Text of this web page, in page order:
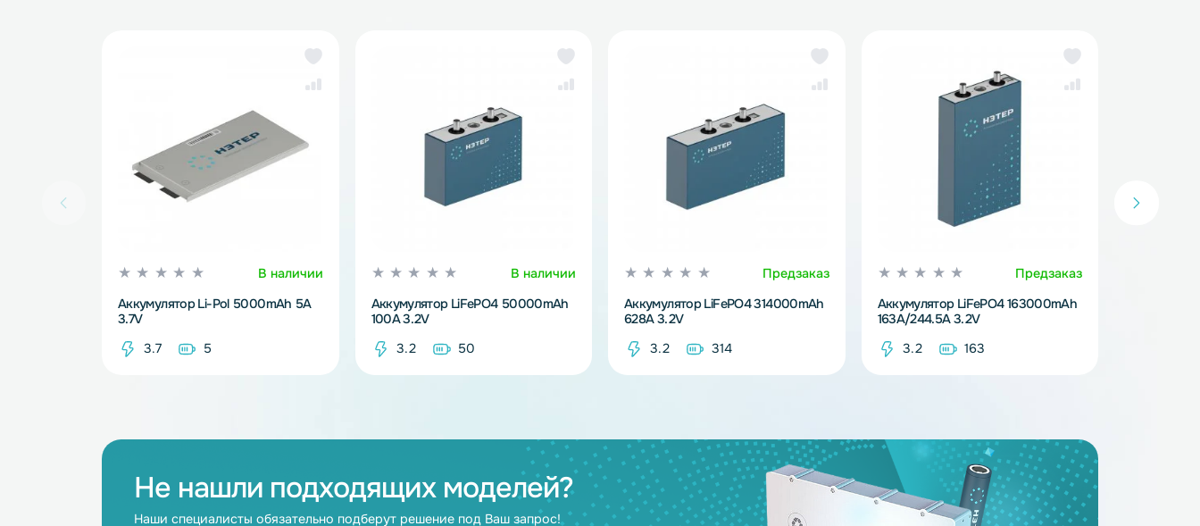
Смотрите также
Аккумулятор Li-Pol 5000mAh 5A
3.7V
В наличии
Аккумулятор LiFePO4 50000mAh
100A 3.2V
Предзаказ
Аккумулятор LiFePO4 314000mAh
628A 3.2V
Аккумулятор LiFePO4 163000mAh
163A/244.5A 3.2V